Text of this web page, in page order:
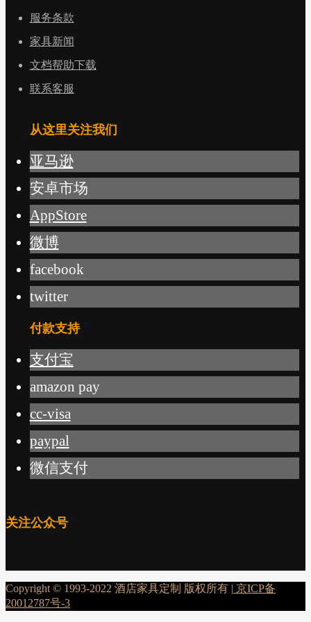
服务条款
家具新闻
文档帮助下载
联系客服
从这里关注我们
亚马逊
安卓市场
AppStore
微博
facebook
twitter
付款支持
支付宝
amazon pay
cc-visa
paypal
微信支付
关注公众号
Copyright © 1993-2022 酒店家具定制 版权所有 | 京ICP备
20012787号-3